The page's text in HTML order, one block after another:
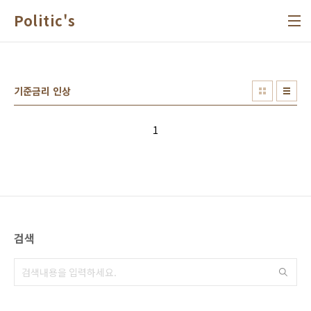
Politic's
기준금리 인상
1
검색